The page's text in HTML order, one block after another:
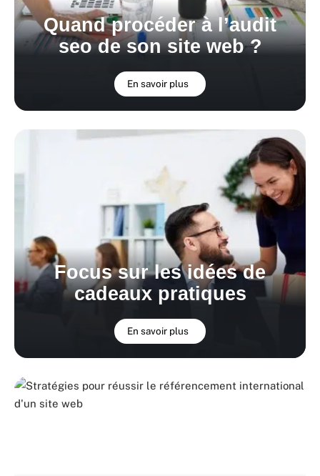
Quand procéder à l’audit
seo de son site web ?
En savoir plus
Focus sur les idées de
cadeaux pratiques
En savoir plus